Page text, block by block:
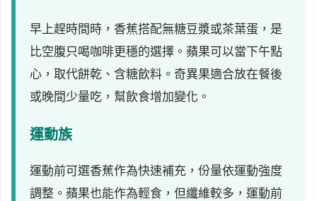
早上趕時間時，香蕉搭配無糖豆漿或茶葉蛋，是
比空腹只喝咖啡更穩的選擇。蘋果可以當下午點
心，取代餅乾、含糖飲料。奇異果適合放在餐後
或晚間少量吃，幫飲食增加變化。
運動族
運動前可選香蕉作為快速補充，份量依運動強度
調整。蘋果也能作為輕食，但纖維較多，運動前